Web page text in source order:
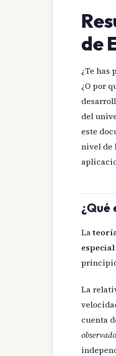
de
¿Te has
¿O por
del
este
nivel de
¿Qué
La
especial
La
cuenta